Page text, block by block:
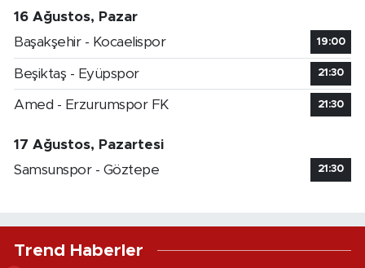
16 Ağustos, Pazar
Başakşehir - Kocaelispor
19:00
Beşiktaş - Eyüpspor 21:30
Amed - Erzurumspor FK 21:30
17 Ağustos, Pazartesi
Samsunspor - Göztepe
21:30
Trend Haberler